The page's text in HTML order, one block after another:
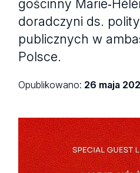
gościnny
doradczyni ds.
publicznych w
Polsce.
Opublikowano: 26 maja